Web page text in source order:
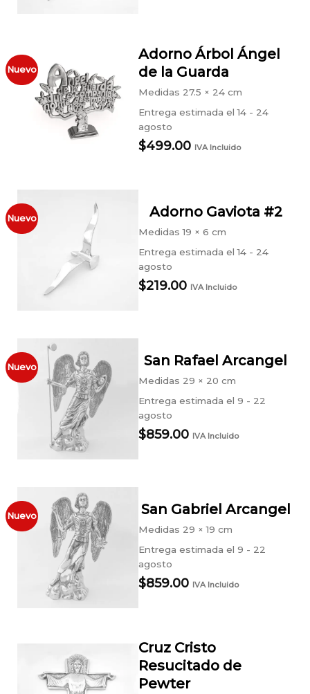
Nuevo
Adorno Árbol Ángel
de la Guarda
Medidas 27.5 × 24 cm
Entrega estimada el 14 - 24
agosto
$499.00 IVA Incluido
Nuevo Adorno Gaviota #2
Medidas19 × 6 cm
Entrega estimada el 14 - 24
agosto
$219.00 IVA Incluido
Nuevo San Rafael Arcangel
Medidas 29 × 20 cm
Entrega estimada el 9 - 22
agosto
$859.00 IVA Incluido
Nuevo San Gabriel Arcangel
Medidas 29 × 19 cm
Entrega estimada el 9 - 22
agosto
$859.00 IVA Incluido
Cruz Cristo
Resucitado de
Pewter